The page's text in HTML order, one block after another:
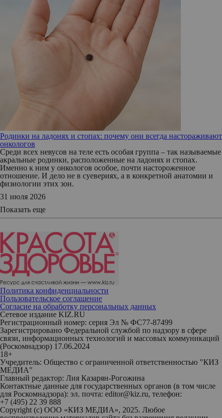
Родинки на ладонях и стопах: почему они всегда настораживают
онкологов
Среди всех невусов на теле есть особая группа – так называемые
акральные родинки, расположенные на ладонях и стопах.
Именно к ним у онкологов особое, почти настороженное
отношение. И дело не в суевериях, а в конкретной анатомии и
физиологии этих зон.
31 июля 2026
Показать еще
Политика конфиденциальности
Пользовательское соглашение
Согласие на обработку персональных данных
Сетевое издание KIZ.RU
Регистрационный номер: серия Эл № ФС77-87499
Зарегистрировано Федеральной службой по надзору в сфере
связи, информационных технологий и массовых коммуникаций
(Роскомнадзор) 17.06.2024
18+
Учредитель: Общество с ограниченной ответственностью "КИЗ
МЕДИА"
Главный редактор: Лия Казарян-Рогожина
Контактные данные для государственных органов (в том числе
для Роскомнадзора): эл. почта: editor@kiz.ru, телефон:
+7 (495) 22 39 888
Copyright (с) ООО «КИЗ МЕДИА», 2025. Любое